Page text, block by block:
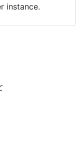
instance.